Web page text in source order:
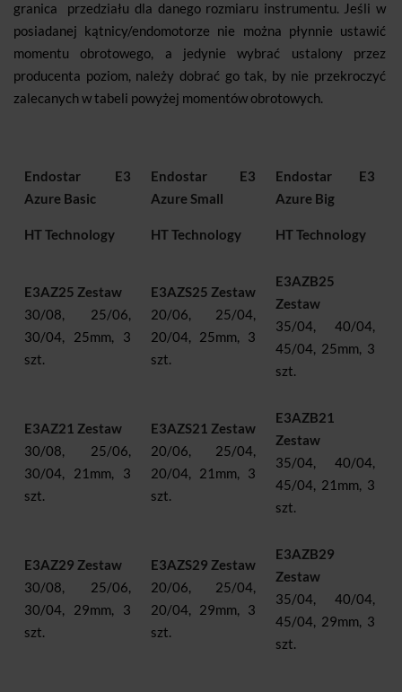
granica przedziału dla danego rozmiaru instrumentu. Jeśli w
posiadanej kątnicy/endomotorze nie można płynnie ustawić
momentu obrotowego, a jedynie wybrać ustalony przez
producenta poziom, należy dobrać go tak, by nie przekroczyć
zalecanych w tabeli powyżej momentów obrotowych.
Endostar E3
Azure Basic
HT Technology
Endostar E3
Azure Small
HT Technology
Endostar E3
Azure Big
HT Technology
E3AZ25 Zestaw
30/08, 25/06,
30/04, 25mm, 3
szt.
E3AZS25 Zestaw
20/06, 25/04,
20/04, 25mm, 3
szt.
E3AZB25
Zestaw
35/04, 40/04,
45/04, 25mm, 3
szt.
E3AZ21 Zestaw
30/08, 25/06,
30/04, 21mm, 3
szt.
E3AZS21 Zestaw
20/06, 25/04,
20/04, 21mm, 3
szt.
E3AZB21
Zestaw
35/04, 40/04,
45/04, 21mm, 3
szt.
E3AZ29 Zestaw
30/08, 25/06,
30/04, 29mm, 3
szt.
E3AZS29 Zestaw
20/06, 25/04,
20/04, 29mm, 3
szt.
E3AZB29
Zestaw
35/04, 40/04,
45/04, 29mm, 3
szt.